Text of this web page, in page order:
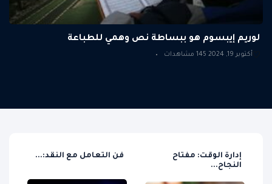
لوريم إيبسوم هو ببساطة نص وهمي للطباعة
أكتوبر 19, 2024 145 مشاهدات
كيف تتغلب على
لوريم إيبسوم هو
ببساطة...